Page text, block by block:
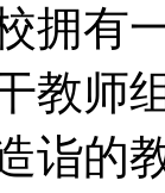
拥有
教师
诣的